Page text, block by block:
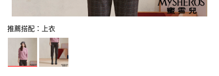
推薦搭配：上衣